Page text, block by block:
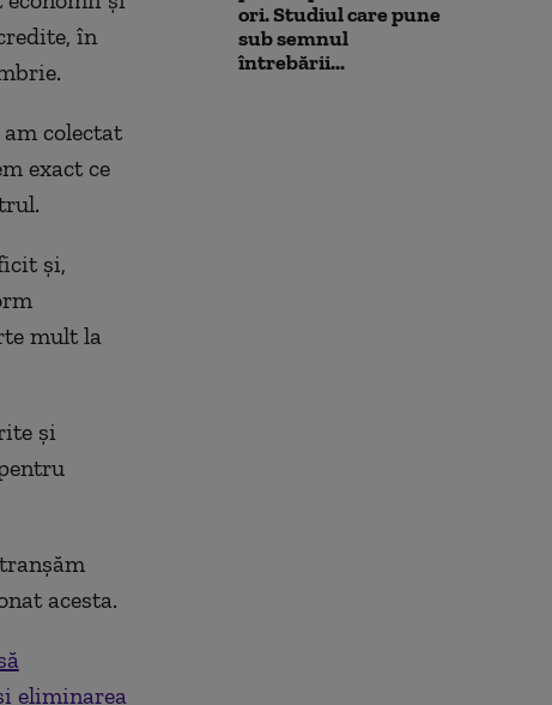
în
colectat
exact ce
și,
mult la
și
acesta.
eliminarea
ori. Studiul care pune
sub semnul
întrebării...